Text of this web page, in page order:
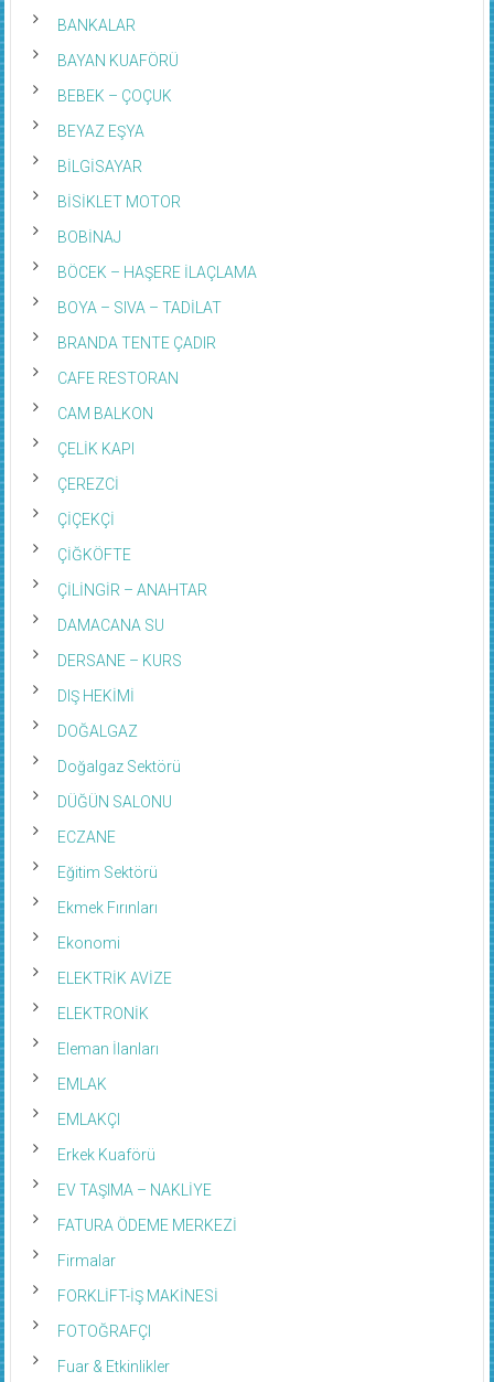
BANKALAR
BAYAN KUAFÖRÜ
BEBEK – ÇOÇUK
BEYAZ EŞYA
BİLGİSAYAR
BİSİKLET MOTOR
BOBİNAJ
BÖCEK – HAŞERE İLAÇLAMA
BOYA – SIVA – TADİLAT
BRANDA TENTE ÇADIR
CAFE RESTORAN
CAM BALKON
ÇELİK KAPI
ÇEREZCİ
ÇİÇEKÇİ
ÇİĞKÖFTE
ÇİLİNGİR – ANAHTAR
DAMACANA SU
DERSANE – KURS
DIŞ HEKİMİ
DOĞALGAZ
Doğalgaz Sektörü
DÜĞÜN SALONU
ECZANE
Eğitim Sektörü
Ekmek Fırınları
Ekonomi
ELEKTRİK AVİZE
ELEKTRONİK
Eleman İlanları
EMLAK
EMLAKÇI
Erkek Kuaförü
EV TAŞIMA – NAKLİYE
FATURA ÖDEME MERKEZİ
Firmalar
FORKLİFT-İŞ MAKİNESİ
FOTOĞRAFÇI
Fuar & Etkinlikler